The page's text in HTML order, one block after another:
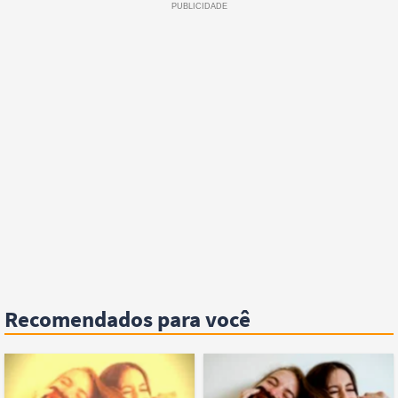
Recomendados para você